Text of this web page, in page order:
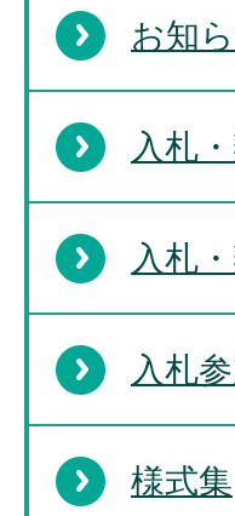
お知
入札
入札
入札
様式集